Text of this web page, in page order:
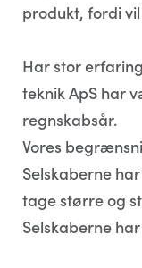
produkt, fordi
Har stor
teknik ApS har
regnskabsår.
Vores
Selskaberne
tage større og
Selskaberne